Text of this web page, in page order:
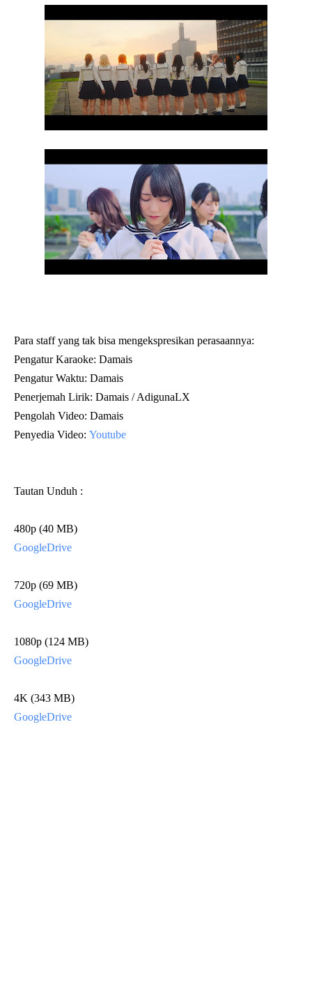
Para staff yang tak bisa mengekspresikan perasaannya:
Pengatur Karaoke: Damais
Pengatur Waktu: Damais
Penerjemah Lirik: Damais / AdigunaLX
Pengolah Video: Damais
Penyedia Video: Youtube
Tautan Unduh :
480p (40 MB)
GoogleDrive
720p (69 MB)
GoogleDrive
1080p (124 MB)
GoogleDrive
4K (343 MB)
GoogleDrive